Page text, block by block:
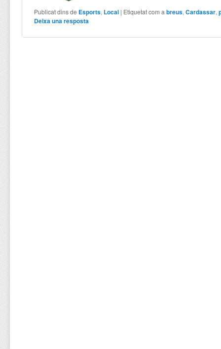
Publicat dins de Esports, Local | Etiquetat com a breus,Cardassar,
Deixa una resposta